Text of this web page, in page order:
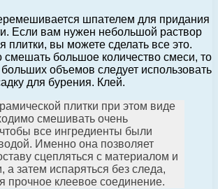
шпателем для придания
Если вам нужен небольшой раствор
плитки, вы можете сделать все это.
смешать большое количество смеси, то
объемов следует использовать
для бурения. Клей.
плитки при этом виде
смешивать очень
все ингредиенты были
Именно она позволяет
сцепляться с материалом и
а затем испаряться без следа,
прочное клеевое соединение.